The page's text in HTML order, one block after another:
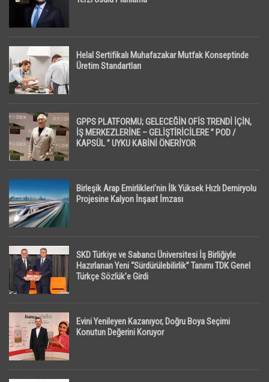
Helal Sertifikalı Muhafazakar Mutfak Konseptinde
Üretim Standartları
GPPS PLATFORMU; GELECEĞİN OFİS TRENDİ İÇİN,
İŞ MERKEZLERİNE – GELİŞTİRİCİLERE ” POD /
KAPSÜL ” UYKU KABİNİ ÖNERİYOR
Birleşik Arap Emirlikleri’nin İlk Yüksek Hızlı Demiryolu
Projesine Kalyon İnşaat İmzası
SKD Türkiye ve Sabancı Üniversitesi İş Birliğiyle
Hazırlanan Yeni “Sürdürülebilirlik” Tanımı TDK Genel
Türkçe Sözlük’e Girdi
Evini Yenileyen Kazanıyor, Doğru Boya Seçimi
Konutun Değerini Koruyor